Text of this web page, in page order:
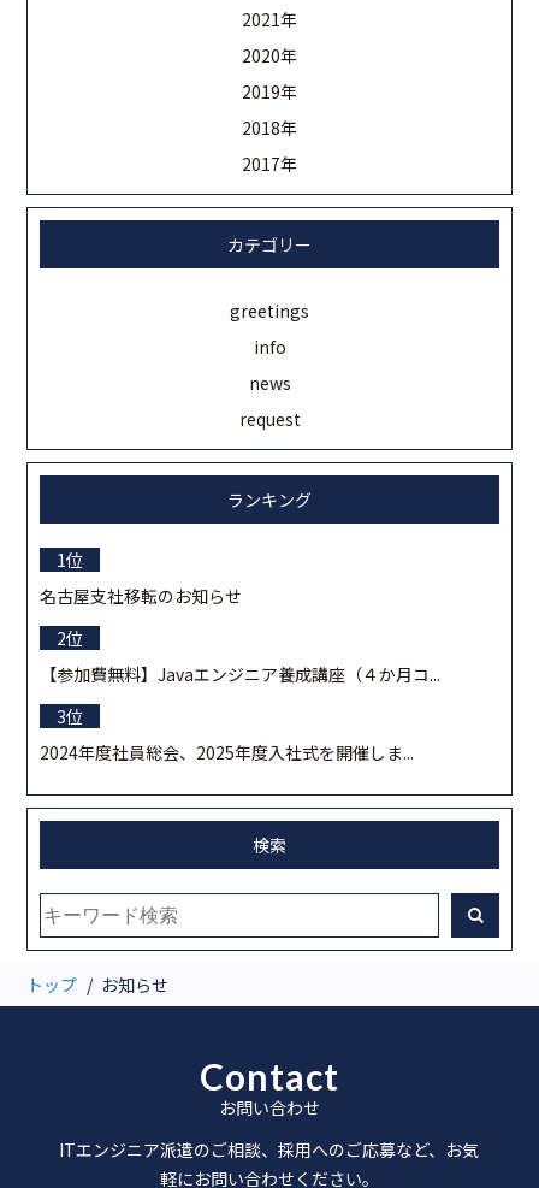
2021年
2020年
2019年
2018年
2017年
カテゴリー
greetings
info
news
request
ランキング
名古屋支社移転のお知らせ
【参加費無料】Javaエンジニア養成講座（４か月コ...
2024年度社員総会、2025年度入社式を開催しま...
検索
トップ お知らせ
Contact
お問い合わせ
ITエンジニア派遣のご相談、採用へのご応募など、お気
軽にお問い合わせください。